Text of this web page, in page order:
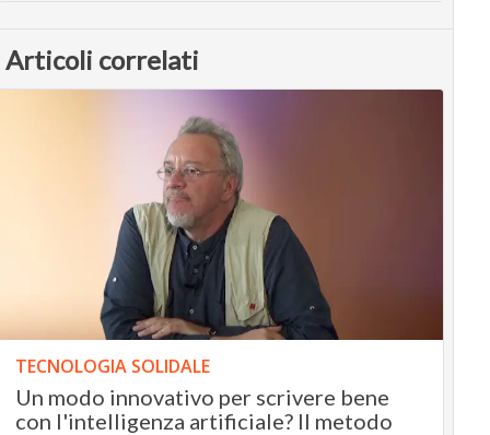
Articoli correlati
TECNOLOGIA SOLIDALE
Un modo innovativo per scrivere bene
con l'intelligenza artificiale? Il metodo